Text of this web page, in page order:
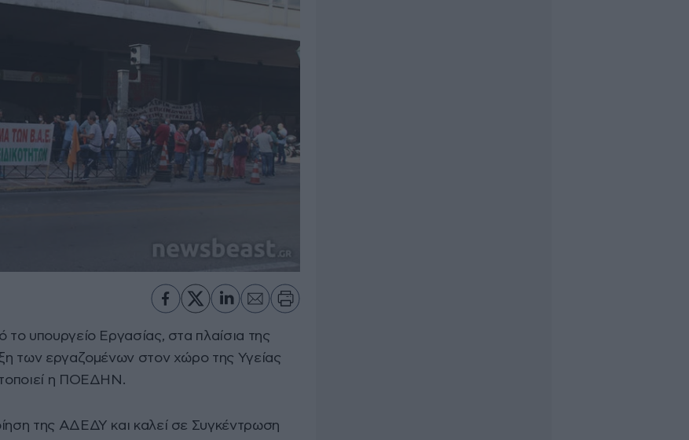
υπουργείο Εργασίας, στα πλαίσια της
των εργαζομένων στον χώρο της Υγείας
η ΠΟΕΔΗΝ.
της ΑΔΕΔΥ και καλεί σε Συγκέντρωση